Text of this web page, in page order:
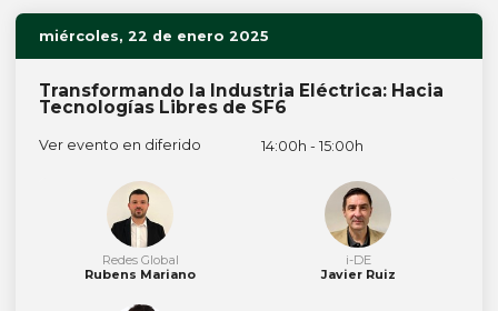
miércoles, 22 de enero 2025
Transformando la Industria Eléctrica: Hacia
Tecnologías Libres de SF6
Ver evento en diferido 14:00h - 15:00h
Redes Global
Rubens Mariano
i-DE
Javier Ruiz